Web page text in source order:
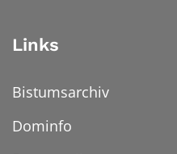
Links
Bistumsarchiv
Dominfo